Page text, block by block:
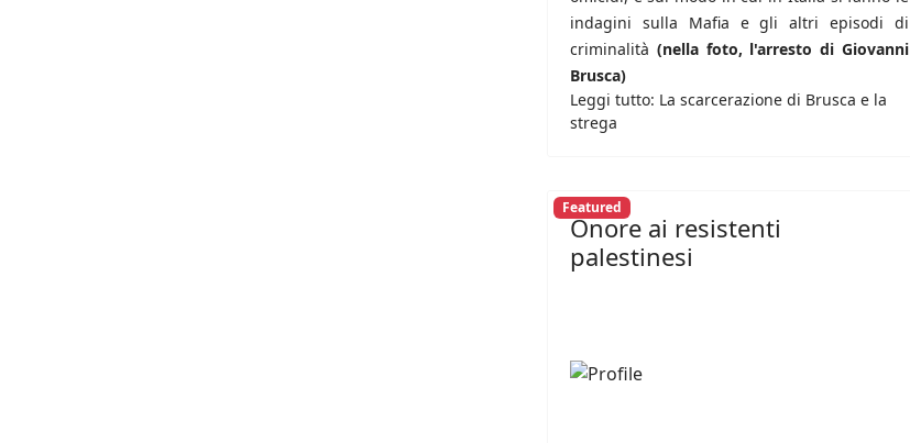
indagini sulla Mafia e gli altri episodi di
criminalità (nella foto, l'arresto di Giovanni
Brusca)
Leggi tutto: La scarcerazione di Brusca e la
strega
Featured
Onore ai resistenti
palestinesi